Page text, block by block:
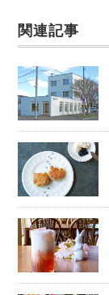
関連記事